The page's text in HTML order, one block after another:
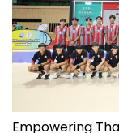
Empowering